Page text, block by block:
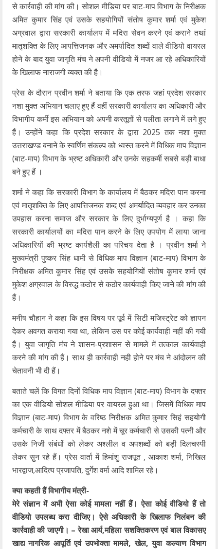
से कार्रवाही की मांग की। सोशल मीडिया पर बाट-माप विभाग के निरीक्षक
अमित कुमार सिंह एवं उसके सहयोगियों संतोष कुमार शर्मा एवं मुकेश
अग्रवाल द्वारा सरकारी कार्यालय में मदिरा सेवन करने एवं कराने तथां
मातृशक्ति के लिए आपत्तिजनक और अमर्यादित शब्दों वाले वीडियो वायरल
होने के बाद युवा जागृति मंच ने अपनी वीडियो में नजर आ रहे अधिकारियों
के खिलाफ नाराजगी व्यक्त की है।
प्रेस के दौरान प्रवीन शर्मा ने बताया कि एक तरफ जहां प्रदेश सरकार
नशा मुक्त अभियान चलाए हुए हैं वहीं सरकारी कार्यालय का अधिकारी और
विभागीय कर्मी इस अभियान को अपनी करतूतों से पलीता लगाने में लगे हुए
हैं। उन्होंने कहा कि प्रदेश सरकार के द्वारा 2025 तक नशा मुक्त
उत्तराखण्ड बनाने के स्वर्णिम संकल्प को ध्वस्त करने में विधिक माप विज्ञान
(बाट-माप) विभाग के भ्रष्ट अधिकारी और उनके सहकर्मी सबसे बड़ी बाधा
बने हुए हैं ।
शर्मा ने कहा कि सरकारी विभाग के कार्यालय में बैठकर मदिरा पान करना
एवं मातृशक्ति के लिए आपत्तिजनक शब्द एवं अमर्यादित व्यवहार कर उनका
उपहास करना समाज और सरकार के लिए दुर्भाग्यपूर्ण है । कहा कि
सरकारी कार्यालयों का मदिरा पान करने के लिए उपयोग में लाया जाना
अधिकारियों की भ्रष्ट कार्यशैली का परिचय देता है । प्रवीन शर्मा ने
मुख्यमंत्री पुष्कर सिंह धामी से विधिक माप विज्ञान (बाट-माप) विभाग के
निरीक्षक अमित कुमार सिंह एवं उसके सहयोगियों संतोष कुमार शर्मा एवं
मुकेश अग्रवाल के विरुद्ध कठोर से कठोर कार्यवाही किए जाने की मांग की
हैं।
मनीष चौहान ने कहा कि इस विषय पर पूर्व में सिटी मजिस्ट्रेट को ज्ञापन
देकर अवगत कराया गया था, लेकिन उस पर कोई कार्यवाही नहीं की गयी
हैं। युवा जागृति मंच ने शासन-प्रशासन से मामले में तत्काल कार्यवाही
करने की मांग की हैं। साथ ही कार्रवाही नही होने पर मंच ने आंदोलन की
चेतावनी भी दी हैं।
बताते चलें कि विगत दिनों विधिक माप विज्ञान (बाट-माप) विभाग के दफ्तर
का एक वीडियो सोशल मीडिया पर वायरल हुआ था। जिसमें विधिक माप
विज्ञान (बाट-माप) विभाग के वरिष्ठ निरीक्षक अमित कुमार सिहं सहयोगी
कर्मचारी के साथ दफ्तर में बैठकर नशे में चूर कर्मचारी से उसकी पत्नी और
उसके निजी संबंधों को लेकर अश्लील व अपशब्दों को बड़ी दिलचस्पी
लेकर सुन रहे हैं। प्रेस वार्ता में हिमांशु राजपूत , आकाश शर्मा, निखिल
भारद्वाज,आदित्य प्रजापति, दुर्गेश वर्मा आदि शामिल रहे।
क्या कहती हैं विभागीय मंत्री-
मेरे संज्ञान में अभी ऐसा कोई मामला नहीं हैं। ऐसा कोई वीडियो हैं तो
वीडियो उपलब्ध करा दीजिए। ऐसे अधिकारी के खिलाफ निलंबन की
कार्रवाही की जाएगी। – रेखा आर्य,महिला सशक्तिकरण एवं बाल विकासए
खाद्य नागरिक आपूर्ति एवं उपभोक्ता मामले, खेल, युवा कल्याण विभाग